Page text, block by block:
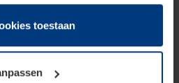
om cookies op uw computer
is. Voor alle andere
vereist. Uw
toestaan